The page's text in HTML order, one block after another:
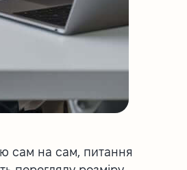
сам на сам, питання